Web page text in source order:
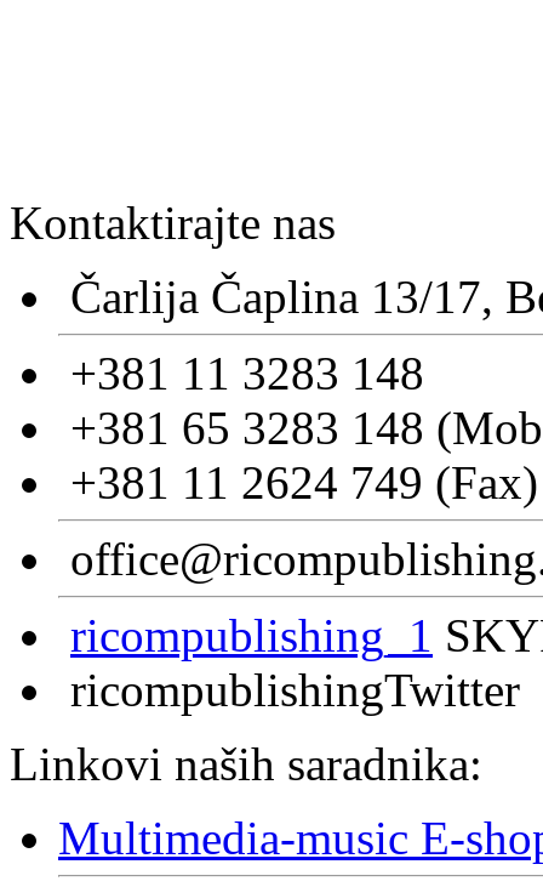
Kontaktirajte nas
Čarlija Čaplina 13/17,
+381 11 3283 148
+381 65 3283 148
+381 11 2624 749 (Fax)
ricompublishing_1
ricompublishingTwitter
Linkovi naših saradnika:
Multimedia-music E-